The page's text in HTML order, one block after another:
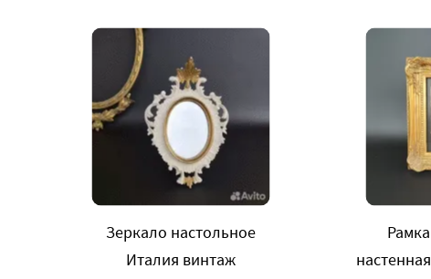
Зеркало настольное
Италия винтаж